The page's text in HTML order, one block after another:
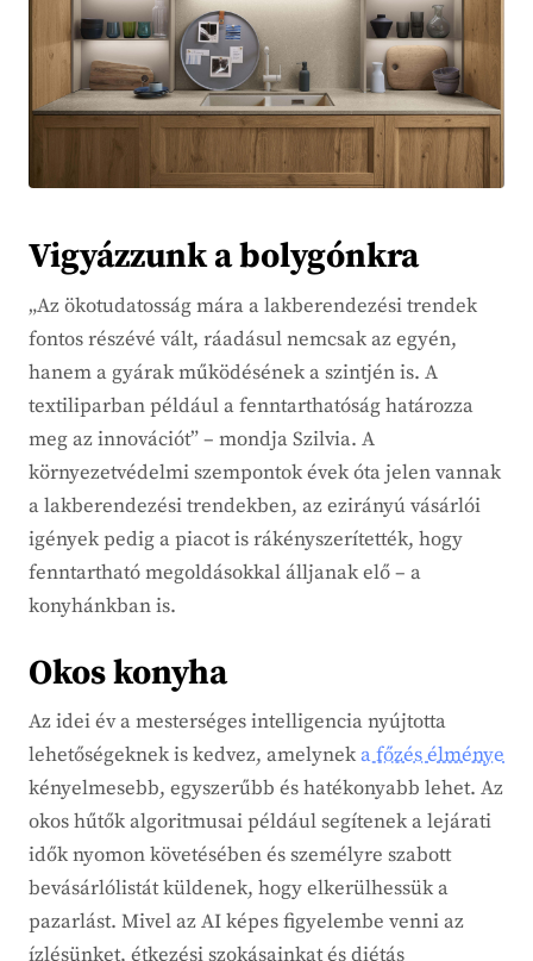
Vigyázzunk a bolygónkra
„Az ökotudatosság mára a lakberendezési trendek
fontos részévé vált, ráadásul nemcsak az egyén,
hanem a gyárak működésének a szintjén is. A
textiliparban például a fenntarthatóság határozza
meg az innovációt” – mondja Szilvia. A
környezetvédelmi szempontok évek óta jelen vannak
a lakberendezési trendekben, az ezirányú vásárlói
igények pedig a piacot is rákényszerítették, hogy
fenntartható megoldásokkal álljanak elő – a
konyhánkban is.
Okos konyha
Az idei év a mesterséges intelligencia nyújtotta
lehetőségeknek is kedvez, amelyneka főzés élménye
kényelmesebb, egyszerűbb és hatékonyabb lehet. Az
okos hűtők algoritmusai például segítenek a lejárati
idők nyomon követésében és személyre szabott
bevásárlólistát küldenek, hogy elkerülhessük a
pazarlást. Mivel az AI képes figyelembe venni az